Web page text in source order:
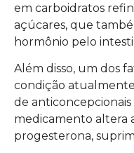
em carboidratos
açúcares, que
hormônio pelo
Além disso, um dos
condição
de anticoncepcionais
medicamento altera
progesterona,